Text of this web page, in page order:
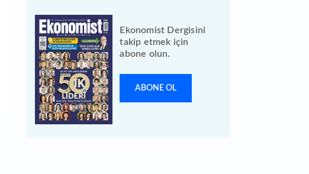
Ekonomist Dergisini
takip etmek için
abone olun.
ABONE OL